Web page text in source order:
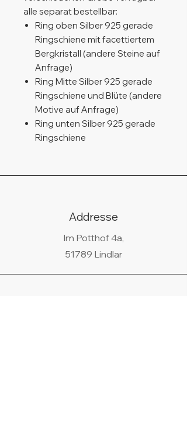
alle separat bestellbar:
Ring oben Silber 925 gerade
Ringschiene mit facettiertem
Bergkristall (andere Steine auf
Anfrage)
Ring Mitte Silber 925 gerade
Ringschiene und Blüte (andere
Motive auf Anfrage)
Ring unten Silber 925 gerade
Ringschiene
Addresse
Im Potthof 4a,
51789 Lindlar